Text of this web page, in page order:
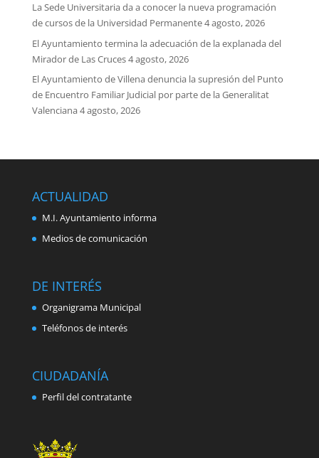
La Sede Universitaria da a conocer la nueva programación
de cursos de la Universidad Permanente4 agosto, 2026
El Ayuntamiento termina la adecuación de la explanada del
Mirador de Las Cruces4 agosto, 2026
El Ayuntamiento de Villena denuncia la supresión del Punto
de Encuentro Familiar Judicial por parte de la Generalitat
Valenciana4 agosto, 2026
ACTUALIDAD
M.I. Ayuntamiento informa
Medios de comunicación
DE INTERÉS
Organigrama Municipal
Teléfonos de interés
CIUDADANÍA
Perfil del contratante